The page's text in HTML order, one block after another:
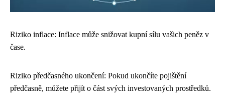
Riziko inflace: Inflace může snižovat kupní sílu vašich peněz v
čase.
Riziko předčasného ukončení: Pokud ukončíte pojištění
předčasně, můžete přijít o část svých investovaných prostředků.